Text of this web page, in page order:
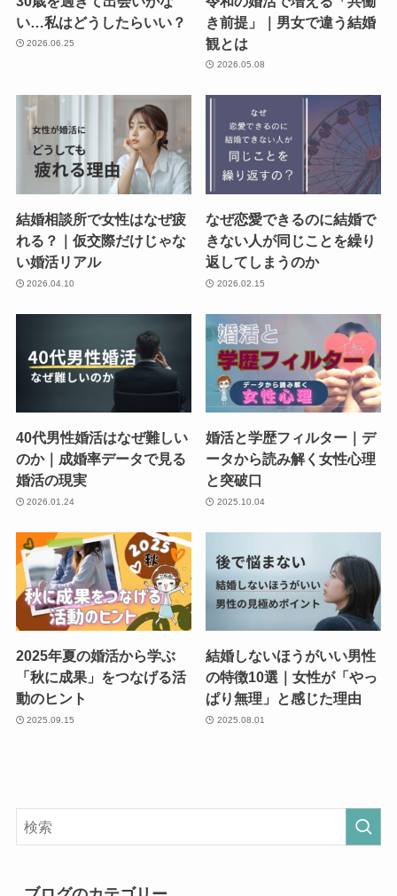
い…私はどうしたらいい？
2026.06.25
き前提」｜男女で違う結婚
観とは
2026.05.08
結婚相談所で女性はなぜ疲
れる？｜仮交際だけじゃな
い婚活リアル
2026.04.10
なぜ恋愛できるのに結婚で
きない人が同じことを繰り
返してしまうのか
2026.02.15
40代男性婚活はなぜ難しい
のか｜成婚率データで見る
婚活の現実
2026.01.24
婚活と学歴フィルター｜デ
ータから読み解く女性心理
と突破口
2025.10.04
2025年夏の婚活から学ぶ
「秋に成果」をつなげる活
動のヒント
2025.09.15
結婚しないほうがいい男性
の特徴10選｜女性が「やっ
ぱり無理」と感じた理由
2025.08.01